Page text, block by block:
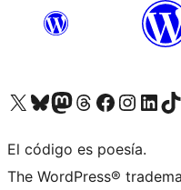
Visit our X (formerly Twitter) account
Visit our Bluesky account
Visit our Mastodon account
Visit our Threads account
Visita nuestra página de
Visita nuestraVisita nuestra
Visit
El código es poesía.
The WordPress®